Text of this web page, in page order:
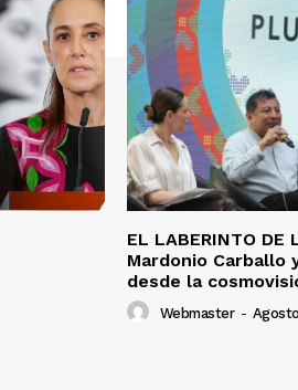
EL LABERINTO DE
Mardonio Carballo
desde la
Webmaster -